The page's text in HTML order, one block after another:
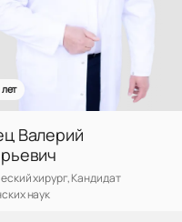
Валерий
хирург, Кандидат
наук